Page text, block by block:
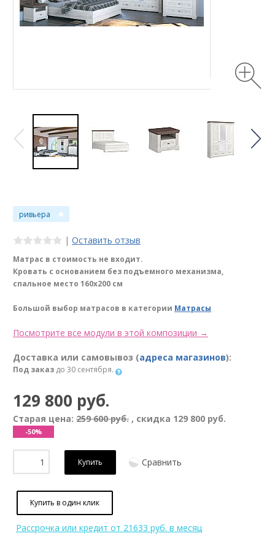
ривьера
| Оставить отзыв
Матрас в стоимость не входит.
Кровать с основанием без подъемного механизма,
спальное место 160х200 см
Большой выбор матрасов в категории Матрасы
Посмотрите все модули в этой композиции →
Доставка или самовывоз (адреса магазинов):
Под заказ до 30 сентября.
129 800 руб.
Старая цена: 259 600 руб. , скидка 129 800 руб.
-50%
Купить Сравнить
Купить в один клик
Рассрочка или кредит от 21633 руб. в месяц